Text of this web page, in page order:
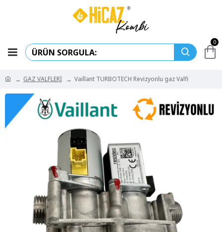
0
GAZ VALFLERİ Vaillant TURBOTECH Revizyonlu gaz Valfi